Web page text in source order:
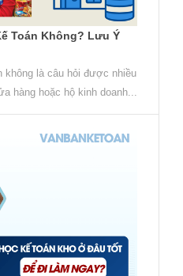
Toán Không? Lưu Ý
không là câu hỏi được nhiều
hàng hoặc hộ kinh doanh...